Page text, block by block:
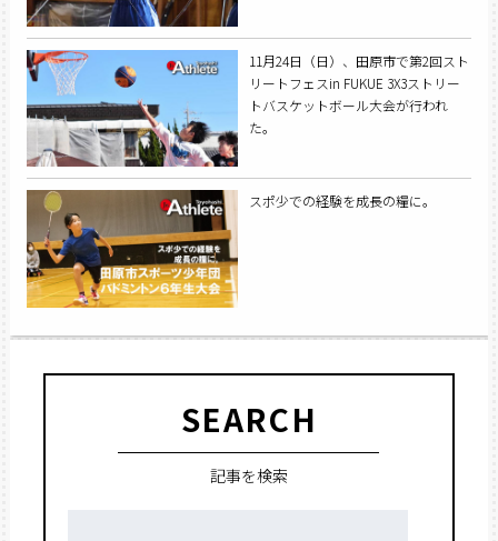
11月24日（日）、田原市で第2回スト
リートフェスin FUKUE 3X3ストリー
トバスケットボール大会が行われ
た。
スポ少での経験を成長の糧に。
SEARCH
記事を検索